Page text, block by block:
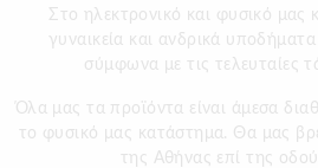
Στο ηλεκτρονικό και φυσικό μας
γυναικεία και ανδρικά
σύμφωνα με τις τελευταίες
Όλα μας τα προϊόντα είναι άμεσα
το φυσικό μας κατάστημα. Θα μας
της Αθήνας επί της οδού